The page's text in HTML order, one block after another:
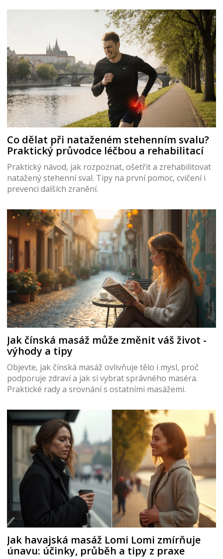
Co dělat při nataženém stehenním svalu?
Praktický průvodce léčbou a rehabilitací
Praktický návod, jak rozpoznat, ošetřit a zrehabilitovat
natažený stehenní sval. Tipy na první pomoc, cvičení i
prevenci dalších zranění.
Jak čínská masáž může změnit váš život -
výhody a tipy
Objevte, jak čínská masáž ovlivňuje tělo i mysl, proč
podporuje zdraví a jak si vybrat správného maséra.
Praktické rady a srovnání s ostatními masážemi.
Jak havajská masáž Lomi Lomi zmírňuje
únavu: účinky, průběh a tipy z praxe